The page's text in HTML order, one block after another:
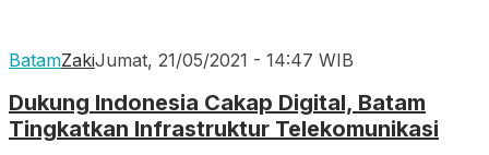
BatamZakiJumat, 21/05/2021 - 14:47 WIB
Dukung Indonesia Cakap Digital, Batam
Tingkatkan Infrastruktur Telekomunikasi